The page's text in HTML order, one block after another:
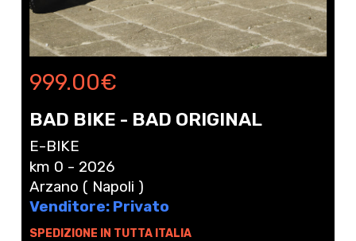
999.00€
BAD BIKE - BAD ORIGINAL
E-BIKE
km 0 - 2026
Arzano ( Napoli )
Venditore: Privato
SPEDIZIONE IN TUTTA ITALIA